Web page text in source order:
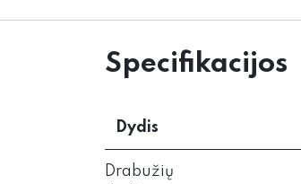
Specifikacijos
Dydis
Drabužių